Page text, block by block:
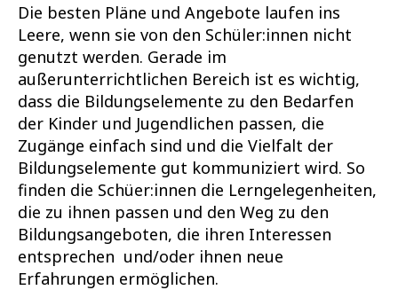
Die besten Pläne und Angebote laufen ins
Leere, wenn sie von den Schüler:innen nicht
genutzt werden. Gerade im
außerunterrichtlichen Bereich ist es wichtig,
dass die Bildungselemente zu den Bedarfen
der Kinder und Jugendlichen passen, die
Zugänge einfach sind und die Vielfalt der
Bildungselemente gut kommuniziert wird. So
finden die Schüer:innen die Lerngelegenheiten,
die zu ihnen passen und den Weg zu den
Bildungsangeboten, die ihren Interessen
entsprechen und/oder ihnen neue
Erfahrungen ermöglichen.